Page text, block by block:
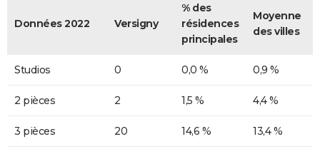
Données 2022 Versigny
% des
résidences
principales
Moyenne
des villes
Studios 0 0,0 % 0,9 %
2 pièces 2 1,5 % 4,4 %
3 pièces 20 14,6 % 13,4 %